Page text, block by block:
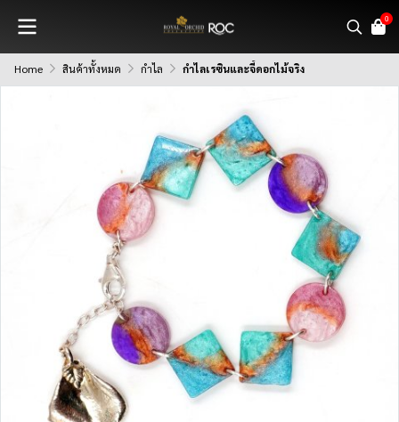
0
Home สินค้าทั้งหมด กำไล กำไลเรซินและจี้ดอกไม้จริง